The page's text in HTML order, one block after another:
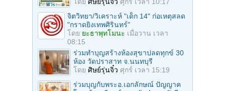
จิตวิทยา/วิเคราะห์ "เด็ก 14" ก่อเหตุสลด
"กราดยิงเทพศิรินทร์"
โดย ยะธาพุทโมนะ เมื่อวาน เวลา
08:15
ร่วมทําบุญสร้างห้องสุขาปลดทุกข์ 30
ห้อง วัดปราสาท จ.นนทบุรี
โดย ศิษย์รุ่นจิ๋ว ศุกร์ เวลา 15:19
ร่วมบุญกับพระอ.เอกลักษณ์ ปัญญาค